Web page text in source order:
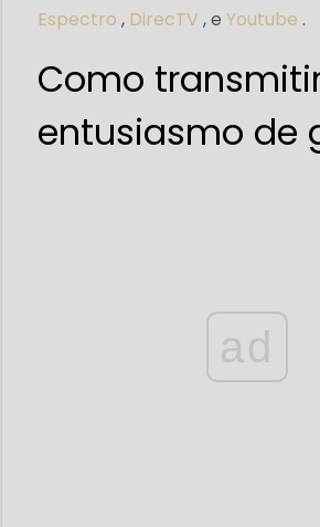
Espectro , DirecTV , e Youtube .
Como
entusiasmo de
ad